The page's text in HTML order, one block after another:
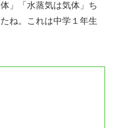
」「水蒸気は気体」ち
ね。これは中学１年生